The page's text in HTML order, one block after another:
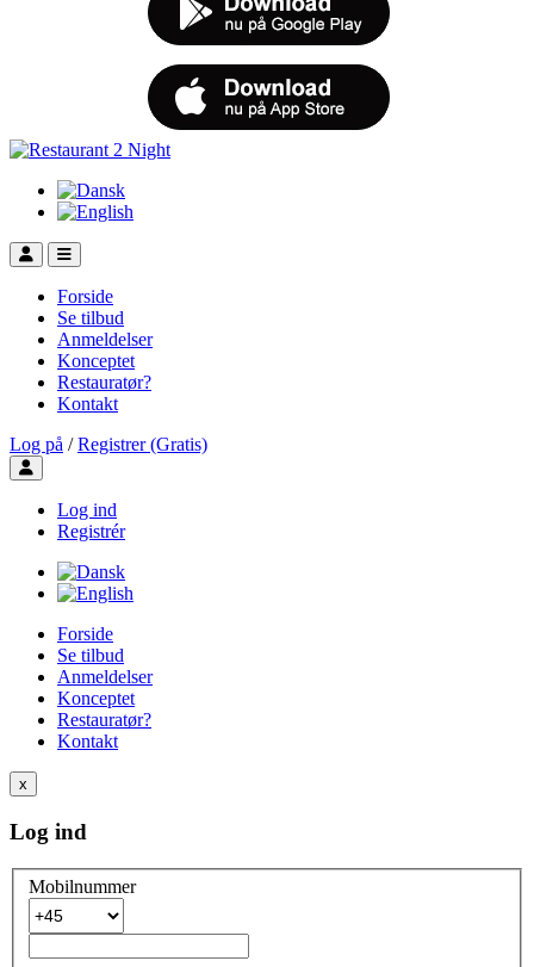
Forside
Se tilbud
Anmeldelser
Konceptet
Restauratør?
Kontakt
Log på / Registrer (Gratis)
Toggle user menu
Log ind
Registrér
Forside
Se tilbud
Anmeldelser
Konceptet
Restauratør?
Kontakt
x
Log ind
Mobilnummer